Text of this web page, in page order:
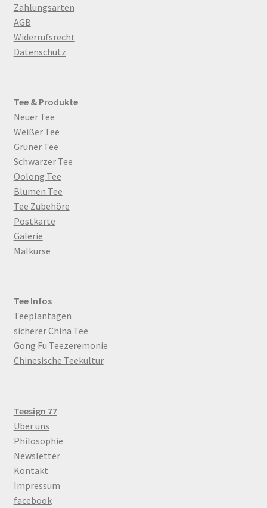
Zahlungsarten
AGB
Widerrufsrecht
Datenschutz
Tee & Produkte
Neuer Tee
Weißer Tee
Grüner Tee
Schwarzer Tee
Oolong Tee
Blumen Tee
Tee Zubehöre
Postkarte
Galerie
Malkurse
Tee Infos
Teeplantagen
sicherer China Tee
Gong Fu Teezeremonie
Chinesische Teekultur
Teesign 77
Über uns
Philosophie
Newsletter
Kontakt
Impressum
facebook